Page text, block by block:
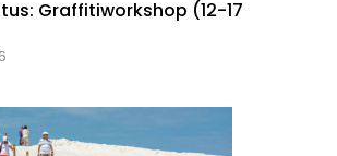
Graffitiworkshop (12-17